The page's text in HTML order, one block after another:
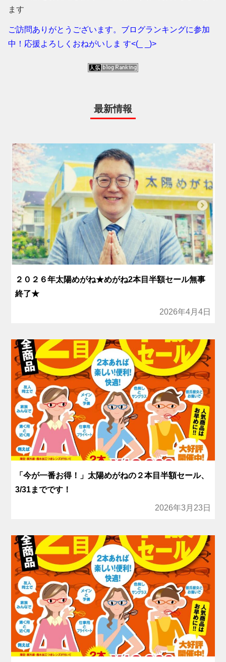
ます
ご訪問ありがとうございます。ブログランキングに参加
中！応援よろしくおねがいしま す<(_ _)>
最新情報
２０２６年太陽めがね★めがね2本目半額セール無事
終了★
2026年4月4日
「今が一番お得！」太陽めがねの２本目半額セール、
3/31までです！
2026年3月23日